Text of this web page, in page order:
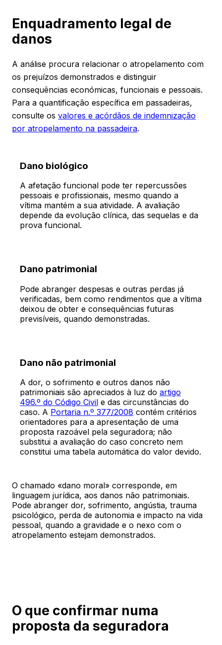
Enquadramento legal de
danos
A análise procura relacionar o atropelamento com
os prejuízos demonstrados e distinguir
consequências económicas, funcionais e pessoais.
Para a quantificação específica em passadeiras,
consulte os valores e acórdãos de indemnização
por atropelamento na passadeira.
Dano biológico
A afetação funcional pode ter repercussões
pessoais e profissionais, mesmo quando a
vítima mantém a sua atividade. A avaliação
depende da evolução clínica, das sequelas e da
prova funcional.
Dano patrimonial
Pode abranger despesas e outras perdas já
verificadas, bem como rendimentos que a vítima
deixou de obter e consequências futuras
previsíveis, quando demonstradas.
Dano não patrimonial
A dor, o sofrimento e outros danos não
patrimoniais são apreciados à luz do artigo
496.º do Código Civil e das circunstâncias do
caso. A Portaria n.º 377/2008 contém critérios
orientadores para a apresentação de uma
proposta razoável pela seguradora; não
substitui a avaliação do caso concreto nem
constitui uma tabela automática do valor devido.
O chamado «dano moral» corresponde, em
linguagem jurídica, aos danos não patrimoniais.
Pode abranger dor, sofrimento, angústia, trauma
psicológico, perda de autonomia e impacto na vida
pessoal, quando a gravidade e o nexo com o
atropelamento estejam demonstrados.
O que confirmar numa
proposta da seguradora